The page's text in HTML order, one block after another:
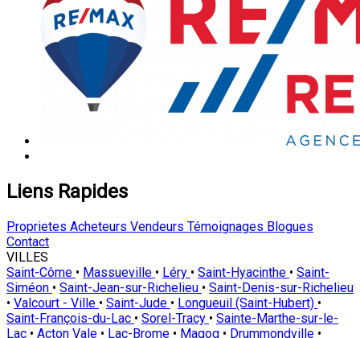
Liens Rapides
Proprietes Acheteurs Vendeurs Témoignages Blogues
Contact
VILLES
Saint-Côme • Massueville • Léry • Saint-Hyacinthe • Saint-
Siméon • Saint-Jean-sur-Richelieu • Saint-Denis-sur-Richelieu
• Valcourt - Ville • Saint-Jude • Longueuil (Saint-Hubert) •
Saint-François-du-Lac • Sorel-Tracy • Sainte-Marthe-sur-le-
Lac • Acton Vale • Lac-Brome • Magog • Drummondville •